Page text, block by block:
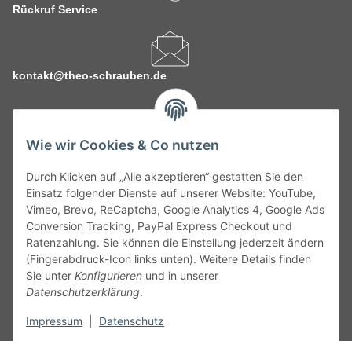
Wie wir Cookies & Co nutzen
Durch Klicken auf „Alle akzeptieren“ gestatten Sie den
Einsatz folgender Dienste auf unserer Website: YouTube,
Vimeo, Brevo, ReCaptcha, Google Analytics 4, Google Ads
Conversion Tracking, PayPal Express Checkout und
Ratenzahlung. Sie können die Einstellung jederzeit ändern
(Fingerabdruck-Icon links unten). Weitere Details finden
Sie unter Konfigurieren und in unserer
Datenschutzerklärung.
Impressum Datenschutz
Rückruf Service
kontakt@theo-schrauben.de
Service
Gesetzliche Informationen
Alle technischen Angaben ohne Gewähr. Irrtümer und fehlerhafte
Angaben vorbehalten. Wenn Sie Datenblätter oder spezielle
unseren Kundenservice. Abbildungen der Artikel können